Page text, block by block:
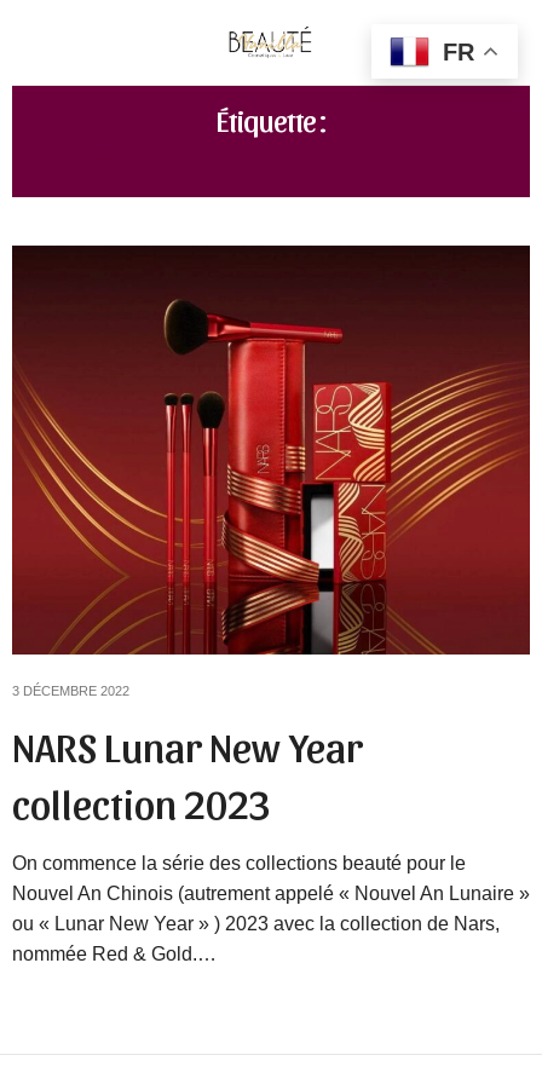
Étiquette :
3 DÉCEMBRE 2022
NARS Lunar New Year
collection 2023
On commence la série des collections beauté pour le
Nouvel An Chinois (autrement appelé « Nouvel An Lunaire »
ou « Lunar New Year » ) 2023 avec la collection de Nars,
nommée Red & Gold.…
FR